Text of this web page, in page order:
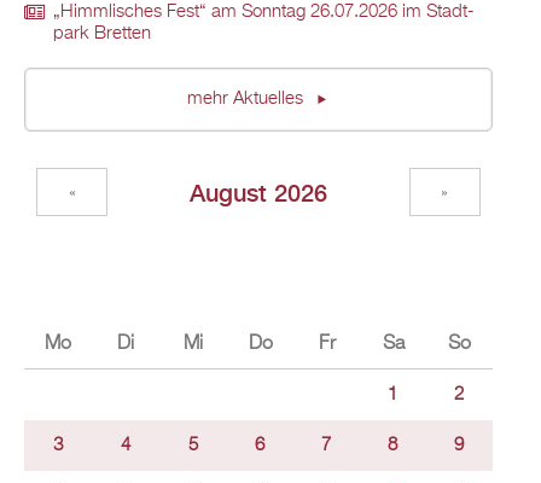
„Himm­li­sches Fest“ am Sonn­tag 26.07.2026 im Stadt­
park Brett­en
mehr Ak­tu­el­les
Au­gust 2026
« »
Mo Di Mi Do Fr Sa So
1 2
3 4 5 6 7 8 9